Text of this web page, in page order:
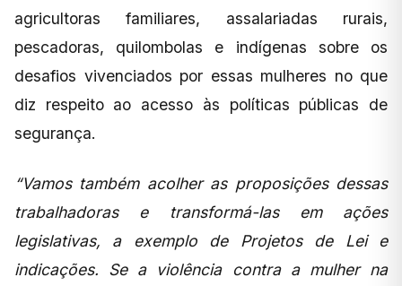
agricultoras familiares, assalariadas rurais,
pescadoras, quilombolas e indígenas sobre os
desafios vivenciados por essas mulheres no que
diz respeito ao acesso às políticas públicas de
segurança.
“Vamos também acolher as proposições dessas
trabalhadoras e transformá-las em ações
legislativas, a exemplo de Projetos de Lei e
indicações. Se a violência contra a mulher na